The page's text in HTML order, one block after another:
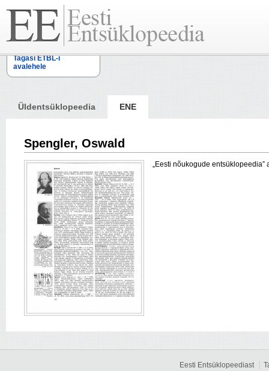
Tagasi ETBL-i
avalehele
Üldentsüklopeedia ENE
Spengler, Oswald
„Eesti nõukogude
Eesti Entsüklopeediast